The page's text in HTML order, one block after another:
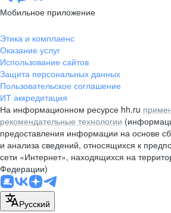
10 этаж, помещение 45-1
pr@rabota.by
Алматы
пр. Абая, д. 151, БЦ Алатау,
12 этаж, офис 1209
+7 727 232-13-13
pr@headhunter.com.kz
Мобильное приложение
Этика и комплаенс
Оказание услуг
Использование сайтов
Защита персональных данных
Пользовательское соглашение
ИТ аккредитация
На информационном ресурсе hh.ru
рекомендательные технологии
предоставления информации на основе
и анализа сведений, относящихся к
сети «Интернет», находящихся на
Федерации)
Русский